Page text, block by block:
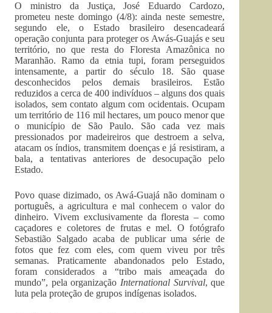
O ministro da Justiça, José Eduardo Cardozo,
prometeu neste domingo (4/8): ainda neste semestre,
segundo ele, o Estado brasileiro desencadeará
operação conjunta para proteger os Awás-Guajás e seu
território, no que resta do Floresta Amazônica no
Maranhão. Ramo da etnia tupi, foram perseguidos
intensamente, a partir do século 18. São quase
desconhecidos pelos demais brasileiros. Estão
reduzidos a cerca de 400 indivíduos – alguns dos quais
isolados, sem contato algum com ocidentais. Ocupam
um território de 116 mil hectares, um pouco menor que
o município de São Paulo. São cada vez mais
pressionados por madeireiros que destroem a selva,
atacam os índios, transmitem doenças e já resistiram, a
bala, a tentativas anteriores de desocupação pelo
Estado.
Povo quase dizimado, os Awá-Guajá não dominam o
português, a agricultura e mal conhecem o valor do
dinheiro. Vivem exclusivamente da floresta – como
caçadores e coletores de frutas e mel. O fotógrafo
Sebastião Salgado acaba de publicar uma série de
fotos que fez com eles, com quem viveu por três
semanas. Praticamente abandonados pelo Estado,
foram considerados a “tribo mais ameaçada do
mundo”, pela organização International Survival, que
luta pela proteção de grupos indígenas isolados.